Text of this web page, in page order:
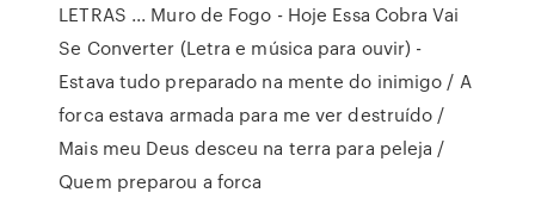
LETRAS ... Muro de Fogo - Hoje Essa Cobra Vai
Se Converter (Letra e música para ouvir) -
Estava tudo preparado na mente do inimigo / A
forca estava armada para me ver destruído /
Mais meu Deus desceu na terra para peleja /
Quem preparou a forca